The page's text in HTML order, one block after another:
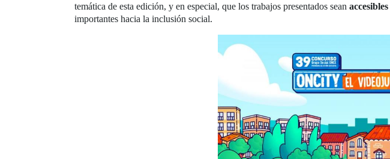
temática de esta edición, y en especial, que los trabajos presentados sean accesibles
importantes hacia la inclusión social.